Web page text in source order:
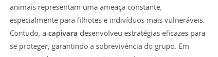
animais representam uma ameaça constante,
especialmente para filhotes e indivíduos mais vulneráveis.
Contudo, a capivara desenvolveu estratégias eficazes para
se proteger, garantindo a sobrevivência do grupo. Em